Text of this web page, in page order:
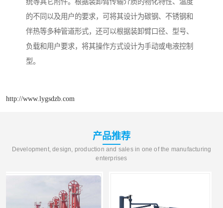
统等其它附件。根据装卸臂传输介质的物化特性、温度
的不同以及用户的要求，可将其设计为碳钢、不锈钢和
伴热等多种管道形式，还可以根据装卸臂口径、型号、
负载和用户要求，将其操作方式设计为手动或电液控制
型。
http://www.lygsdzb.com
产品推荐
Development, design, production and sales in one of the manufacturing
enterprises